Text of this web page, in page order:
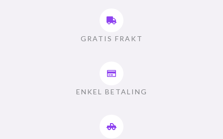
GRATIS FRAKT
ENKEL BETALING